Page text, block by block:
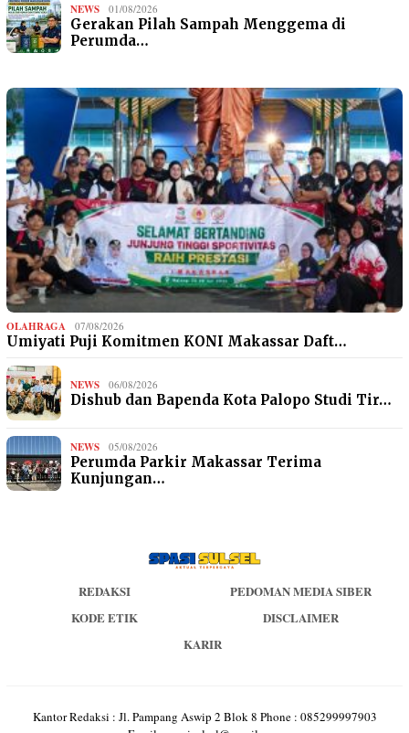
NEWS 01/08/2026
Gerakan Pilah Sampah Menggema di
Perumda…
OLAHRAGA 07/08/2026
Umiyati Puji Komitmen KONI Makassar Daft…
NEWS 06/08/2026
Dishub dan Bapenda Kota Palopo Studi Tir…
NEWS 05/08/2026
Perumda Parkir Makassar Terima
Kunjungan…
REDAKSI
PEDOMAN MEDIA SIBER
KODE ETIK
DISCLAIMER
KARIR
Kantor Redaksi : Jl. Pampang Aswip 2 Blok 8 Phone : 085299997903